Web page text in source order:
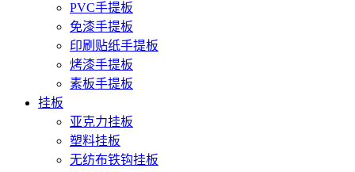
PVC手提板
免漆手提板
印刷贴纸手提板
烤漆手提板
素板手提板
挂板
亚克力挂板
塑料挂板
无纺布铁钩挂板